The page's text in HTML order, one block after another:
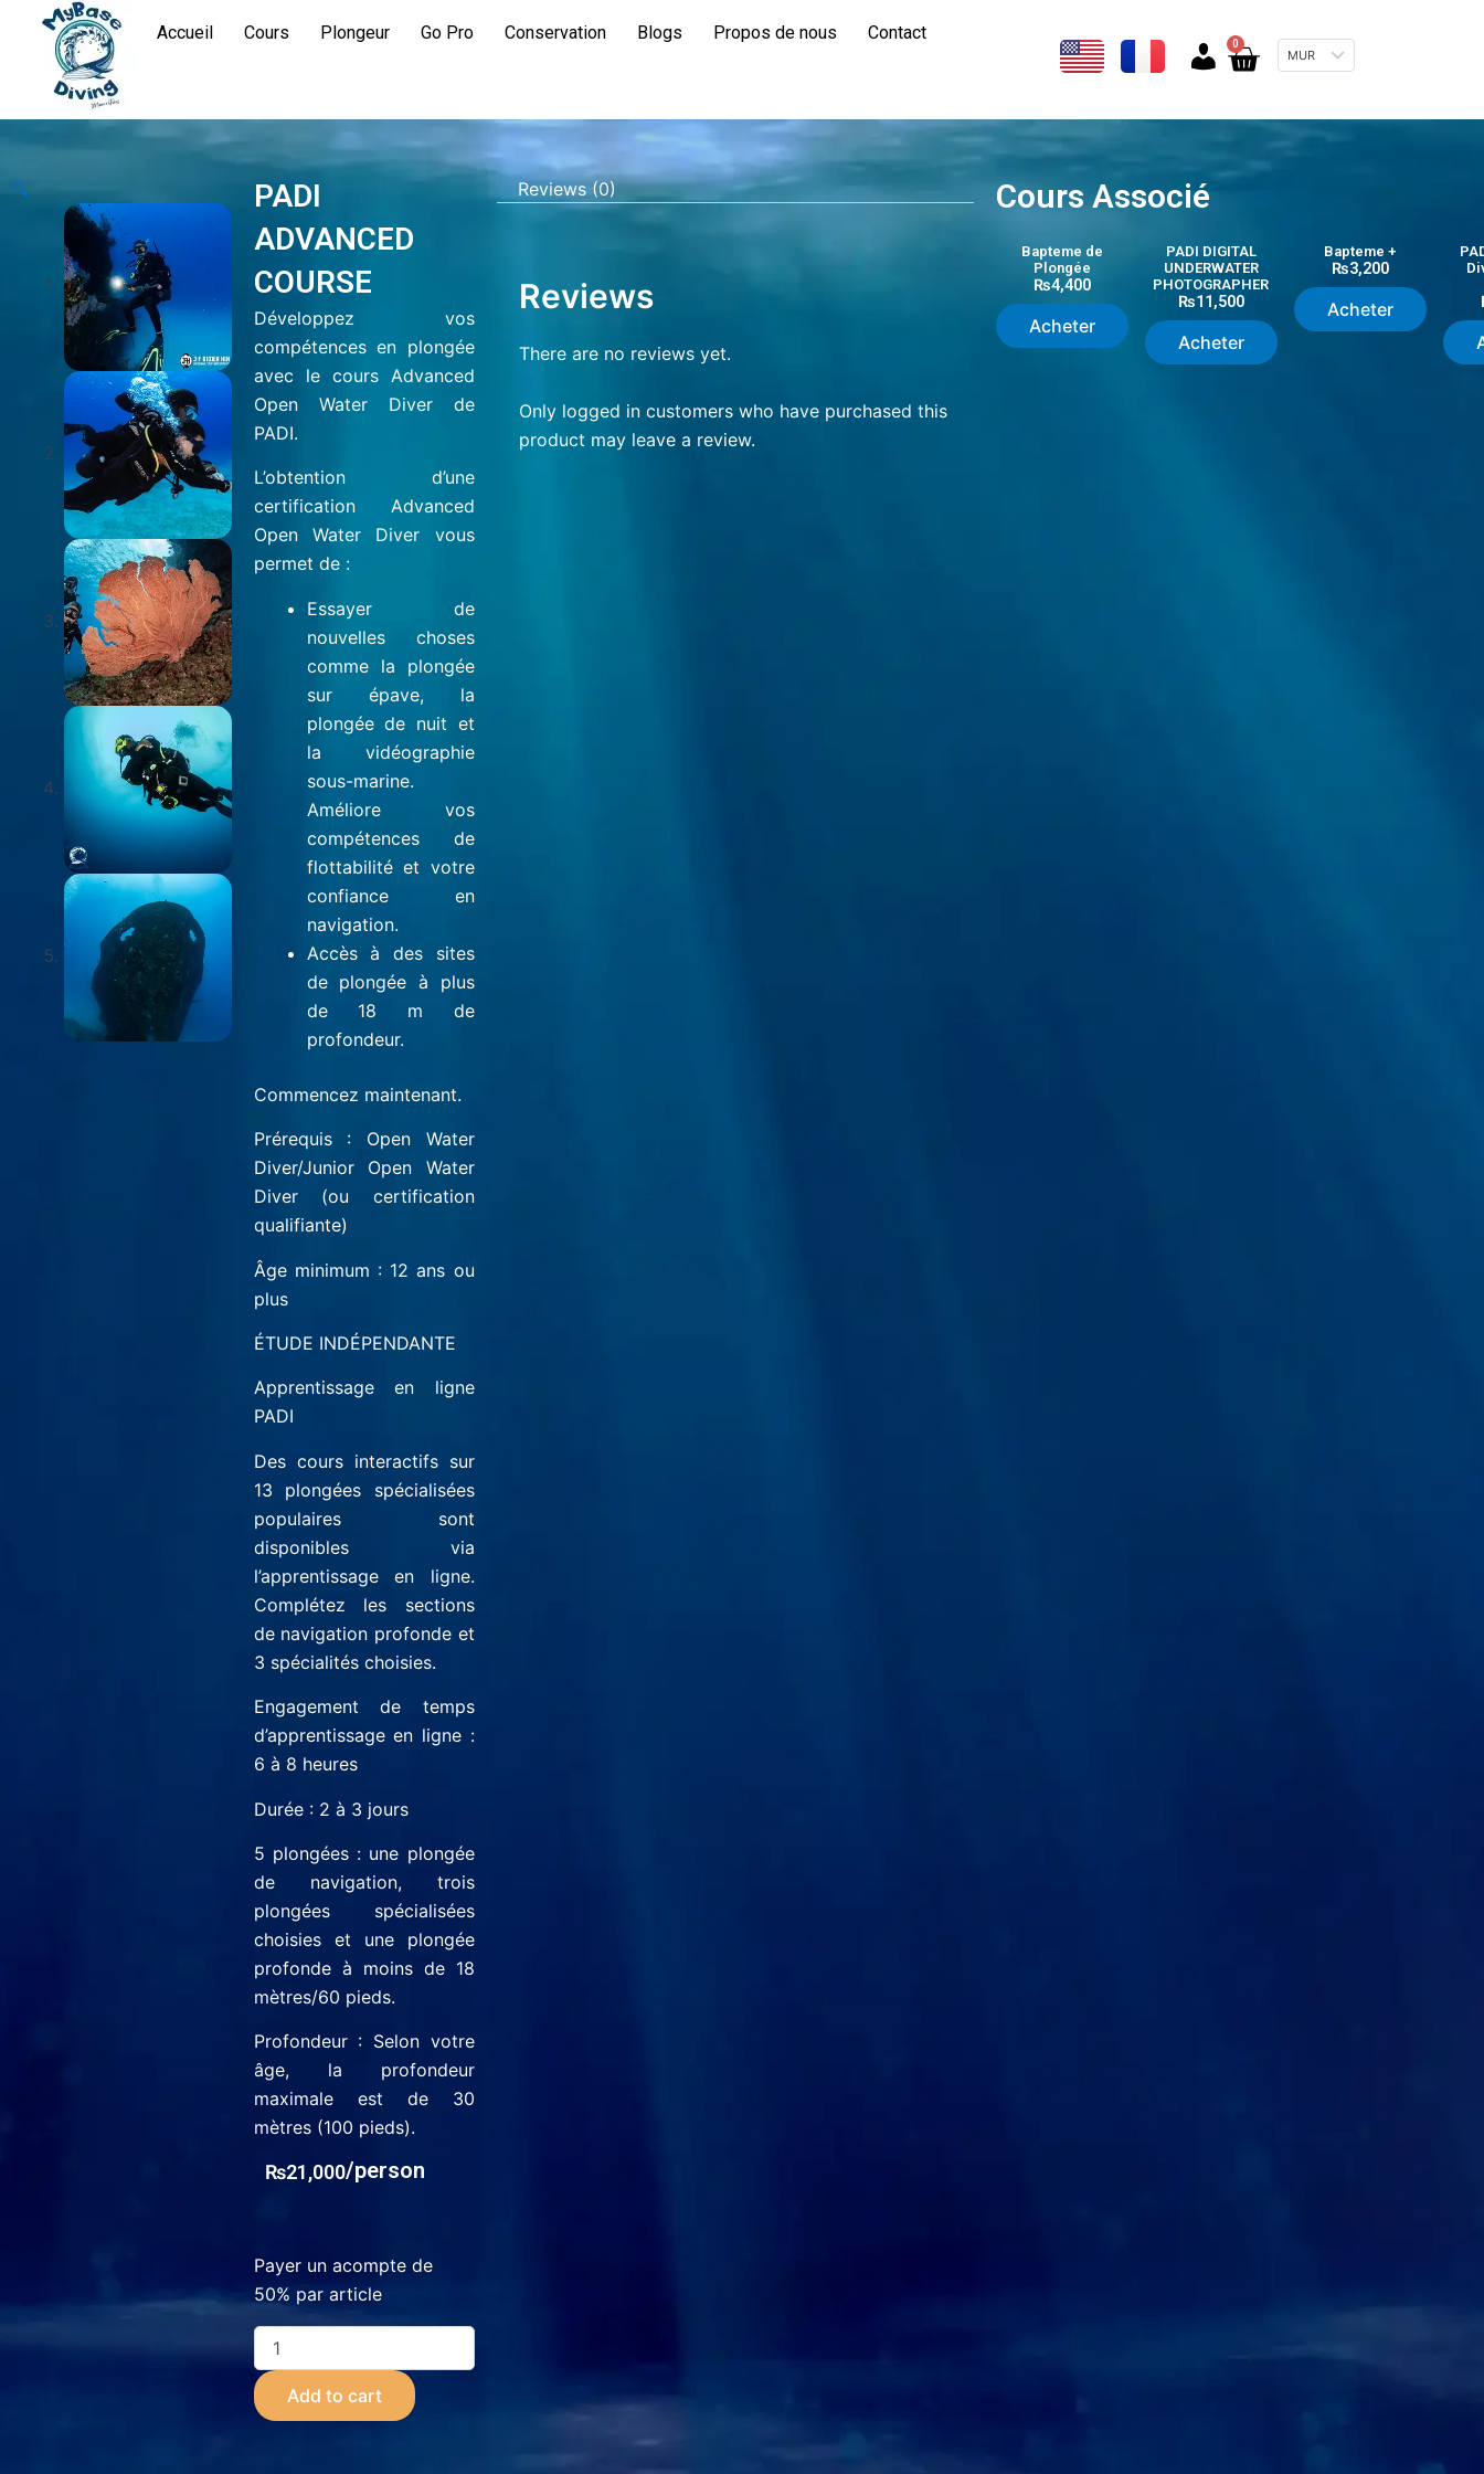
contenu
Accueil Cours Plongeur Go Pro Conservation Blogs Propos de nous Contact 0 Cart
MUR
🔍
PADI
ADVANCED
COURSE
Développez vos
compétences en plongée
avec le cours Advanced
Open Water Diver de
PADI.
L’obtention d’une
certification Advanced
Open Water Diver vous
permet de :
Essayer de
nouvelles choses
comme la plongée
sur épave, la
plongée de nuit et
la vidéographie
sous-marine.
Améliore vos
compétences de
flottabilité et votre
confiance en
navigation.
Accès à des sites
de plongée à plus
de 18 m de
profondeur.
Commencez maintenant.
Prérequis : Open Water
Diver/Junior Open Water
Diver (ou certification
qualifiante)
Âge minimum : 12 ans ou
plus
ÉTUDE INDÉPENDANTE
Apprentissage en ligne
PADI
Des cours interactifs sur
13 plongées spécialisées
populaires sont
disponibles via
l’apprentissage en ligne.
Complétez les sections
de navigation profonde et
3 spécialités choisies.
Engagement de temps
d’apprentissage en ligne :
6 à 8 heures
Durée : 2 à 3 jours
5 plongées : une plongée
de navigation, trois
plongées spécialisées
choisies et une plongée
profonde à moins de 18
mètres/60 pieds.
Profondeur : Selon votre
âge, la profondeur
maximale est de 30
mètres (100 pieds).
₨21,000/person
Payer un acompte de
50% par article
ADVANCED
COURSE
quantity
Add to cart
Reviews (0)
Reviews
There are no reviews yet.
Only logged in customers who have purchased this
product may leave a review.
Cours Associé
Bapteme de
Plongée
₨4,400
Acheter
PADI DIGITAL
UNDERWATER
PHOTOGRAPHER
₨11,500
Acheter
Bapteme +
₨3,200
Acheter